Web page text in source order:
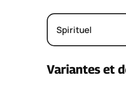
Spirituel
Variantes et